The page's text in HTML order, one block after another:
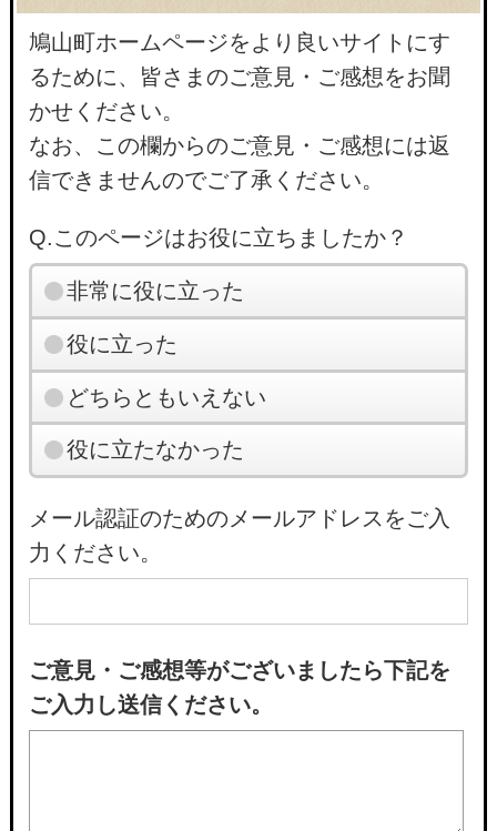
鳩山町ホームページをより良いサイトにす
るために、皆さまのご意見・ご感想をお聞
かせください。
なお、この欄からのご意見・ご感想には返
信できませんのでご了承ください。
Q.このページはお役に立ちましたか？
非常に役に立った
役に立った
どちらともいえない
役に立たなかった
メール認証のためのメールアドレスをご入
力ください。
ご意見・ご感想等がございましたら下記を
ご入力し送信ください。